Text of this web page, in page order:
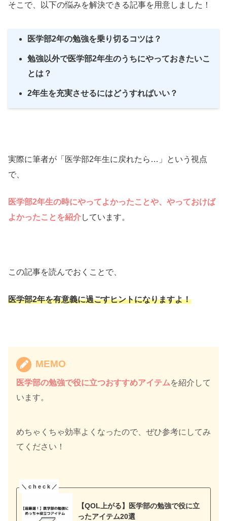
そこで、以下の悩みを解決できる記事を用意しました！
医学部2年の勉強を乗り切るコツは？
勉強以外で医学部2年生のうちにやっておきたいこ
とは？
2年生を充実させるにはどうすればいい？
実際に筆者が「医学部2年生に戻れたら…」という視点
で、
医学部2年生の時にやってよかったことや、やっておけば
よかったことを紹介しています。
この記事を読んでおくことで、
医学部2年を有意義に過ごすヒントになりますよ！
MEMO
医学部の勉強で役に立つおすすめアイテムを紹介して
います。
めちゃくちゃ効率よくなったので、ぜひ参考にしてみ
てください！
【QOL上がる】医学部の勉強で役に立
ったアイテム20選